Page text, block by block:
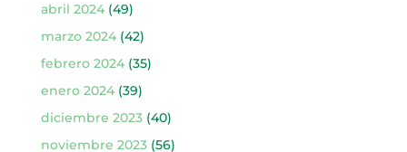
abril 2024(49)
marzo 2024(42)
febrero 2024(35)
enero 2024(39)
diciembre 2023(40)
noviembre 2023(56)